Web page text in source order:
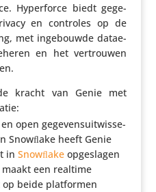
Hyper­force biedt gege­
en controles op de
met inge­bouwde datae­
en het vertrouwen
kracht van Genie met
open gege­vens­uit­wis­se­
Snowﬂake heeft Genie
in Snowﬂakeopge­slagen
een realtime
op beide plat­formen